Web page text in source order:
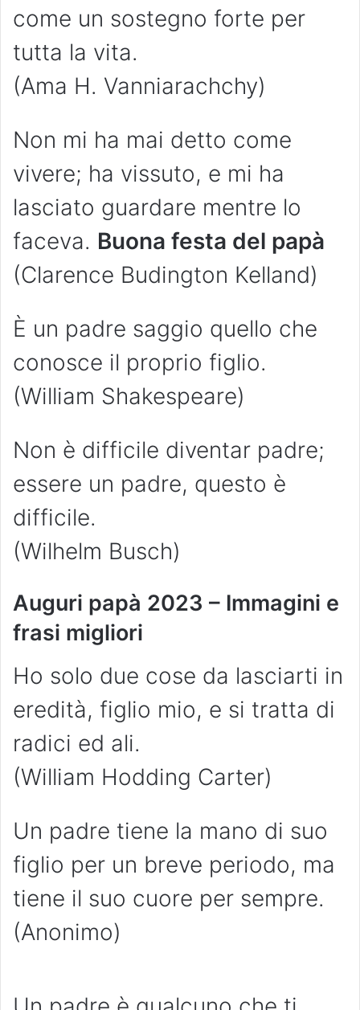
come un sostegno forte per
tutta la vita.
(Ama H. ​​Vanniarachchy)
Non mi ha mai detto come
vivere; ha vissuto, e mi ha
lasciato guardare mentre lo
faceva. Buona festa del papà
(Clarence Budington Kelland)
È un padre saggio quello che
conosce il proprio figlio.
(William Shakespeare)
Non è difficile diventar padre;
essere un padre, questo è
difficile.
(Wilhelm Busch)
Auguri papà 2023 – Immagini e
frasi migliori
Ho solo due cose da lasciarti in
eredità, figlio mio, e si tratta di
radici ed ali.
(William Hodding Carter)
Un padre tiene la mano di suo
figlio per un breve periodo, ma
tiene il suo cuore per sempre.
(Anonimo)